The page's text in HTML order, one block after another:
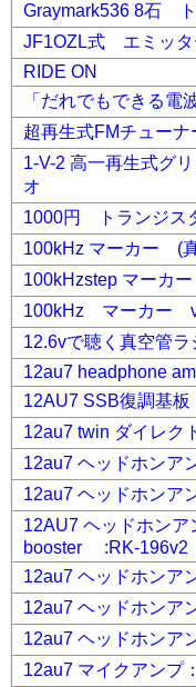
Graymark536 8石
JF1OZL式 エミッタ
RIDE ON
「だれでもできる電
超再生式FMチュー
1-V-2 高一再生式グ
オ
1000円 トランジス
100kHz マーカー (
100kHzstep マーカー
100kHz マーカー
12.6vで聴く真空管
12au7 headphone
12AU7 SSB復調基板
12au7 twin ダイレク
12au7 ヘッドホン
12au7 ヘッドホン
12AU7 ヘッドホン
booster :RK-196v2
12au7 ヘッドホンア
12au7 ヘッドホンア
12au7 ヘッドホンア
12au7 マイクアン